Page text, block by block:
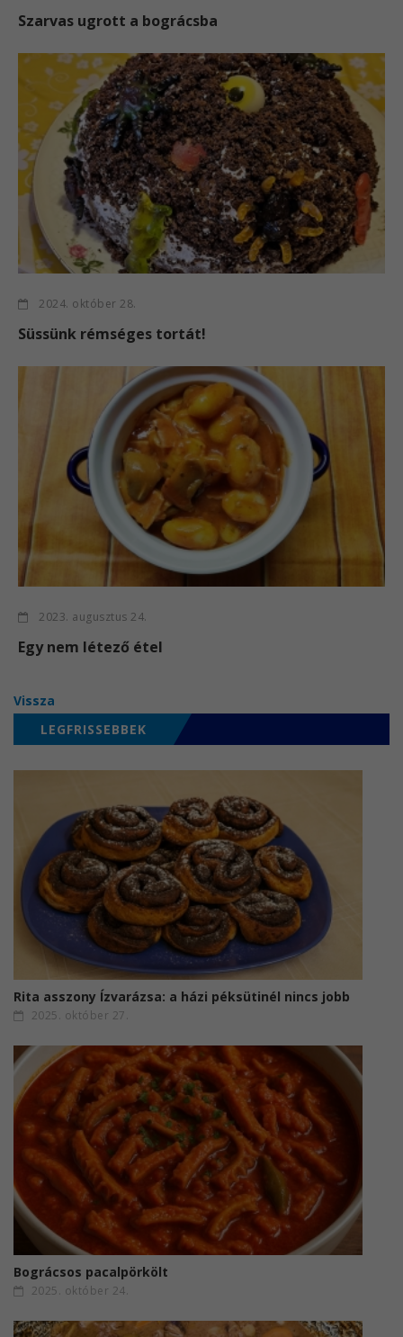
Szarvas ugrott a bográcsba
2024. október 28.
Süssünk rémséges tortát!
2023. augusztus 24.
Egy nem létező étel
Vissza
LEGFRISSEBBEK
Rita asszony Ízvarázsa: a házi péksütinél nincs jobb
2025. október 27.
Bográcsos pacalpörkölt
2025. október 24.